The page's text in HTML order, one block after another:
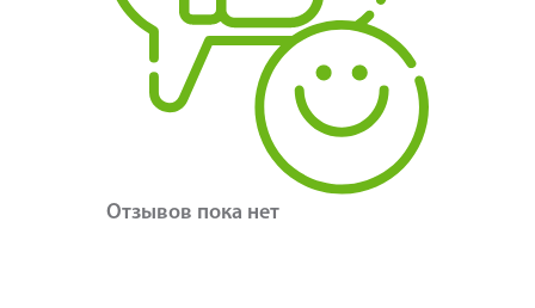
Отзывов пока нет